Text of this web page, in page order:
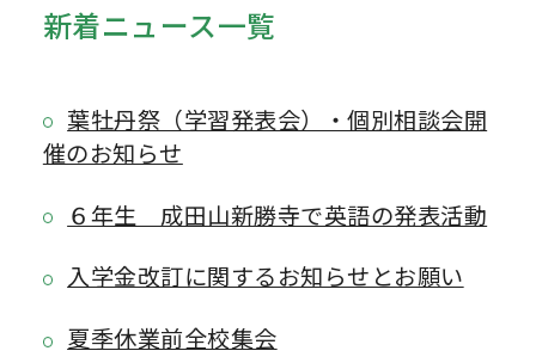
新着ニュース一覧
葉牡丹祭（学習発表会）・個別相談会開
催のお知らせ
６年生 成田山新勝寺で英語の発表活動
入学金改訂に関するお知らせとお願い
夏季休業前全校集会